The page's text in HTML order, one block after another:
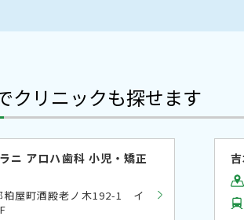
クリニックも探せます
ニ アロハ歯科 小児・矯正
粕屋町酒殿老ノ木192-1 イ